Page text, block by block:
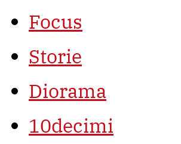
Focus
Storie
Diorama
10decimi